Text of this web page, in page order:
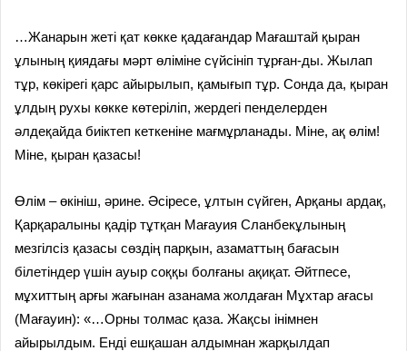
…Жанарын жеті қат көкке қадағандар Мағаштай қыран
ұлының қиядағы мәрт өліміне сүйсініп тұрған-ды. Жылап
тұр, көкірегі қарс айырылып, қамығып тұр. Сонда да, қыран
ұлдың рухы көкке көтеріліп, жердегі пенделерден
әлдеқайда биіктеп кеткеніне мағмұрланады. Міне, ақ өлім!
Міне, қыран қазасы!
Өлім – өкініш, әрине. Әсіресе, ұлтын сүйген, Арқаны ардақ,
Қарқаралыны қадір тұтқан Мағауия Сланбекұлының
мезгілсіз қазасы сөздің парқын, азаматтың бағасын
білетіндер үшін ауыр соққы болғаны ақиқат. Әйтпесе,
мұхиттың арғы жағынан азанама жолдаған Мұхтар ағасы
(Мағауин): «…Орны толмас қаза. Жақсы інімнен
айырылдым. Енді ешқашан алдымнан жарқылдап